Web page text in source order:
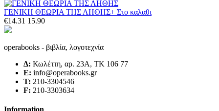
ΓΕΝΙΚΗ ΘΕΩΡΙΑ ΤΗΣ ΛΗΘΗΣ+ Στο καλαθι
€14.31 15.90
operabooks - βιβλία, λογοτεχνία
Δ: Κωλέττη, αρ. 23Α, ΤΚ 106 77
E: info@operabooks.gr
Τ: 210-3304546
F: 210-3303634
Information